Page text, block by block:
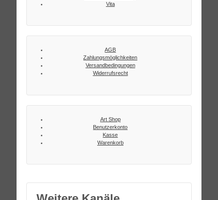
Vita
AGB
Zahlungsmöglichkeiten
Versandbedingungen
Widerrufsrecht
Art Shop
Benutzerkonto
Kasse
Warenkorb